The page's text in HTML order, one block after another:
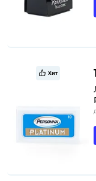
Хит